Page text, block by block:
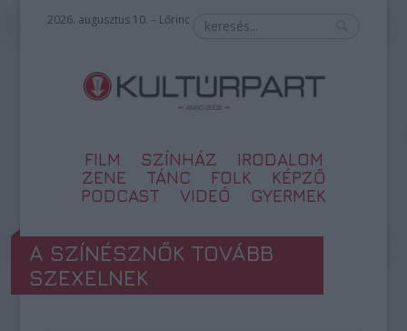
2026. augusztus 10. – Lőrinc
FILM SZÍNHÁZ
IRODALOM
ZENE
TÁNC FOLK
KÉPZŐ
PODCAST
VIDEÓ GYERMEK
A SZÍNÉSZNŐK TOVÁBB
SZEXELNEK